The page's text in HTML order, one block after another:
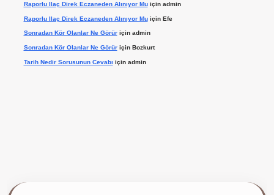
Raporlu Ilaç Direk Eczaneden Alınıyor Muiçin admin
Raporlu Ilaç Direk Eczaneden Alınıyor Muiçin Efe
Sonradan Kör Olanlar Ne Görüriçin admin
Sonradan Kör Olanlar Ne Görüriçin Bozkurt
Tarih Nedir Sorusunun Cevabı için admin